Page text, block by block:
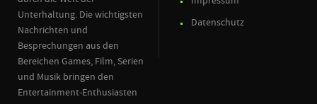
Unterhaltung. Die wichtigsten
Nachrichten und
Besprechungen aus den
Bereichen Games, Film, Serien
und Musik bringen den
Entertainment-Enthusiasten
Datenschutz